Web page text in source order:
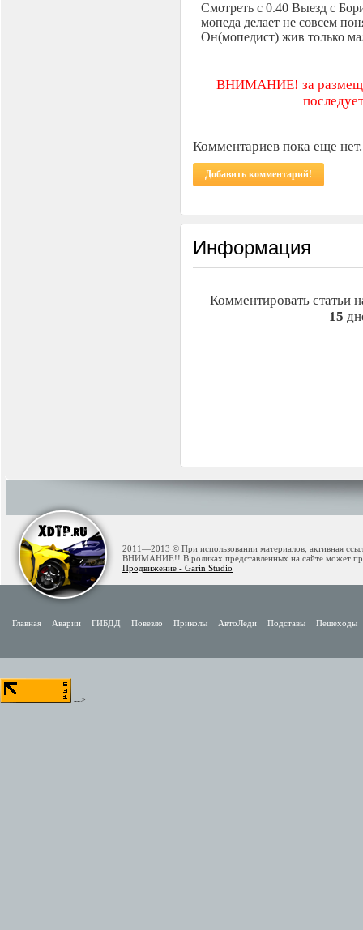
Смотреть с 0.40 Выезд с
мопеда делает не совсем
Он(мопедист) жив только
ВНИМАНИЕ! за
Комментариев пока еще
Добавить комментарий!
Информация
Комментировать статьи
15
2011—2013 © При использовании материалов, активная
ВНИМАНИЕ!! В роликах представленных на сайте может
Продвижение - Garin Studio
Главная Аварии ГИБДД Повезло Приколы АвтоЛеди Подставы Пешеходы
-->